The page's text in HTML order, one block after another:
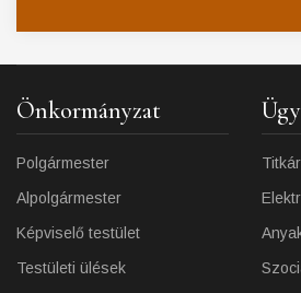
Önkormányzat
Polgármester
Alpolgármester
Képviselő testület
Testületi ülések